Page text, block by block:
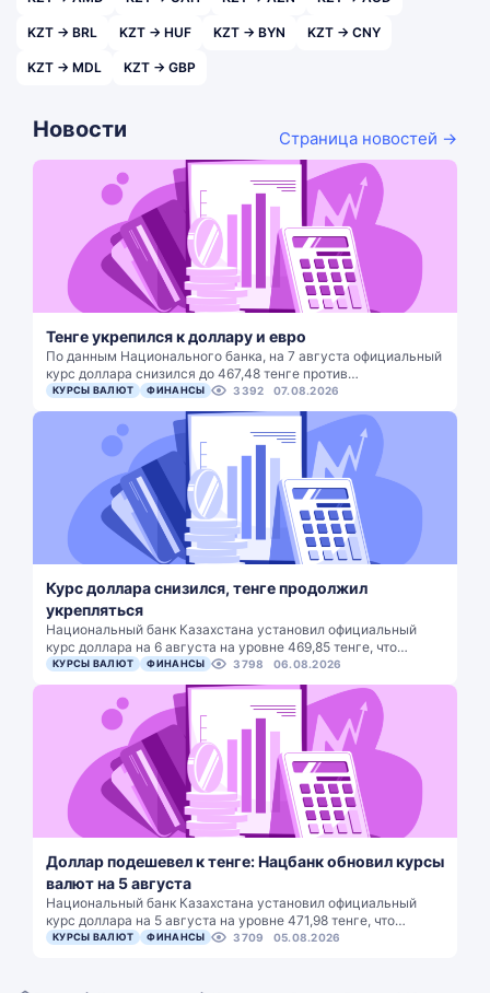
KZT → BRL KZT → HUF KZT → BYN KZT → CNY
KZT → MDL KZT → GBP
Новости Страница новостей →
Тенге укрепился к доллару и евро
По данным Национального банка, на 7 августа официальный
курс доллара снизился до 467,48 тенге против…
КУРСЫ ВАЛЮТ ФИНАНСЫ 3392 07.08.2026
Курс доллара снизился, тенге продолжил
укрепляться
Национальный банк Казахстана установил официальный
курс доллара на 6 августа на уровне 469,85 тенге, что…
КУРСЫ ВАЛЮТ ФИНАНСЫ 3798 06.08.2026
Доллар подешевел к тенге: Нацбанк обновил курсы
валют на 5 августа
Национальный банк Казахстана установил официальный
курс доллара на 5 августа на уровне 471,98 тенге, что…
КУРСЫ ВАЛЮТ ФИНАНСЫ 3709 05.08.2026